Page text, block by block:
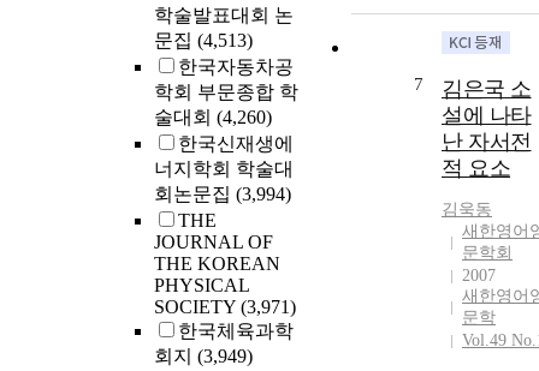
학술발표대회 논
문집 (4,513)
한국자동차공
학회 부문종합 학
술대회 (4,260)
한국신재생에
너지학회 학술대
회논문집 (3,994)
THE
JOURNAL OF
THE KOREAN
PHYSICAL
SOCIETY (3,971)
한국체육과학
회지 (3,949)
7
김은국 소
설에 나타
난 자서전
적 요소
김욱동
새한영어
문학회
2007
새한영어
문학
Vol.49